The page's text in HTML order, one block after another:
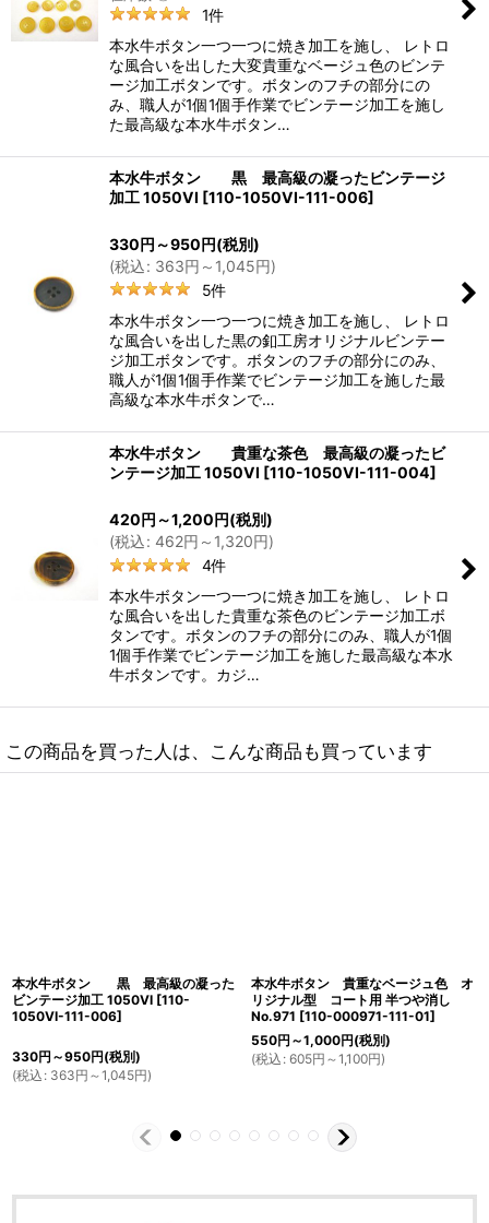
1件
本水牛ボタン一つ一つに焼き加工を施し、 レトロ
な風合いを出した大変貴重なベージュ色のビンテ
ージ加工ボタンです。ボタンのフチの部分にの
み、職人が1個1個手作業でビンテージ加工を施し
た最高級な本水牛ボタン…
本水牛ボタン 黒 最高級の凝ったビンテージ
加工 1050VI [110-1050VI-111-006]
330円 ～950円(税別)
(税込: 363円 ～1,045円)
5件
本水牛ボタン一つ一つに焼き加工を施し、 レトロ
な風合いを出した黒の釦工房オリジナルビンテー
ジ加工ボタンです。ボタンのフチの部分にのみ、
職人が1個1個手作業でビンテージ加工を施した最
高級な本水牛ボタンで…
本水牛ボタン 貴重な茶色 最高級の凝ったビ
ンテージ加工 1050VI [110-1050VI-111-004]
420円 ～1,200円(税別)
(税込: 462円 ～1,320円)
4件
本水牛ボタン一つ一つに焼き加工を施し、 レトロ
な風合いを出した貴重な茶色のビンテージ加工ボ
タンです。ボタンのフチの部分にのみ、職人が1個
1個手作業でビンテージ加工を施した最高級な本水
牛ボタンです。カジ…
この商品を買った人は、こんな商品も買っています
本水牛ボタン 黒 最高級の凝った
ビンテージ加工 1050VI [110-
1050VI-111-006]
330円 ～950円(税別)
(税込 : 363円 ～1,045円)
本水牛ボタン 貴重なベージュ色 オ
リジナル型 コート用 半つや消し
No.971 [110-000971-111-01]
550円 ～1,000円(税別)
(税込 : 605円 ～1,100円)